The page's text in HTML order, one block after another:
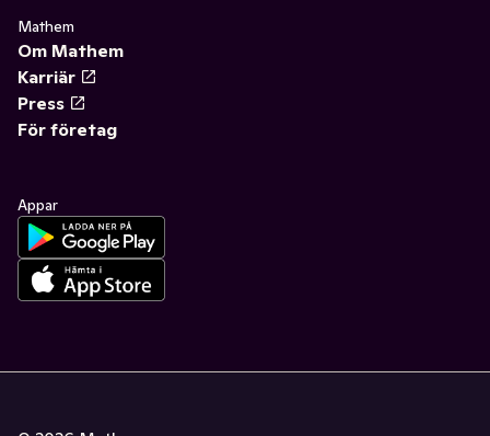
Mathem
Om Mathem
Karriär
Press
För företag
Appar